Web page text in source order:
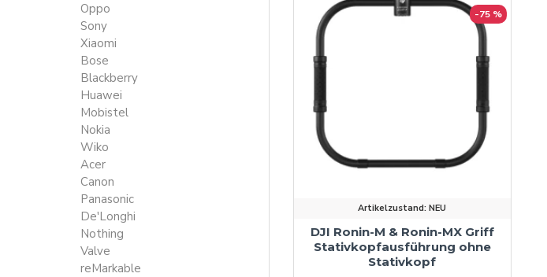
Oppo
Sony
Xiaomi
Bose
Blackberry
Huawei
Mobistel
Nokia
Wiko
Acer
Canon
Panasonic
De'Longhi
Nothing
Valve
reMarkable
-75 %
Artikelzustand: NEU
DJI Ronin-M & Ronin-MX Griff
Stativkopfausführung ohne
Stativkopf